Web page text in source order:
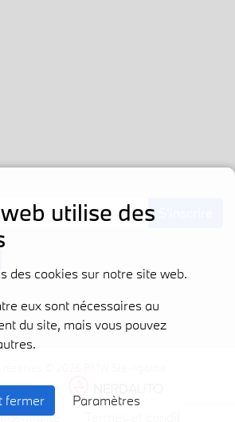
par
utilise des
des cookies sur notre site web.
eux sont nécessaires au
du site, mais vous pouvez
fermer Paramètres